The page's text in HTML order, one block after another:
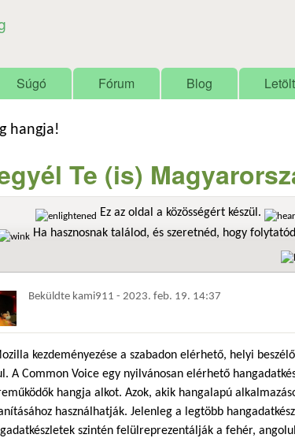
Súgó Fórum Blog
hangja!
Te (is)
Ez az oldal a közösségért készül.
Ha hasznosnak találod, és szeretnéd, hogy
Beküldte kami911 - 2023. feb. 19. 14:37
kezdeményezése a szabadon elérhető, helyi
A Common Voice egy nyilvánosan elérhető
hangja alkot. Azok, akik hangalapú
használhatják. Jelenleg a legtöbb
szintén felülreprezentálják a fehér,